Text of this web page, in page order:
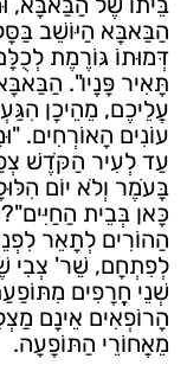
הַבַּאבָּא הַיּוֹשֵׁב
דְּמוּתוֹ גּוֹרֶמֶת
תָּאִיר פָּנָיו".
עֲלֵיכֶם, מֵהֵיכָן
עוֹנִים הָאוֹרְחִים.
עַד לְעִיר הַקֹּדֶשׁ
בָּעֹמֶר וְלֹא יוֹם
כָּאן בְּבֵית
הַהוֹרִים לְתָאֵר
לְפִתְחָם, שֵׁר' צְבִי
שְׁנֵי חֳרָפִים
הָרוֹפְאִים אֵינָם
מֵאֲחוֹרֵי הַתּוֹפָעָה.